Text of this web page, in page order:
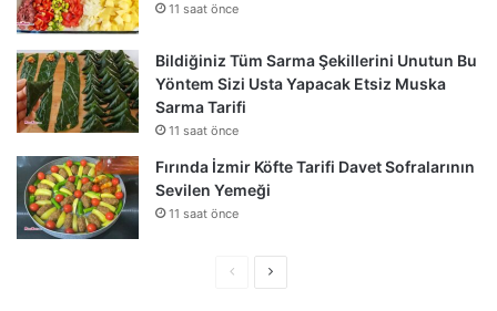
11 saat önce
Bildiğiniz Tüm Sarma Şekillerini Unutun Bu
Yöntem Sizi Usta Yapacak Etsiz Muska
Sarma Tarifi
11 saat önce
Fırında İzmir Köfte Tarifi Davet Sofralarının
Sevilen Yemeği
11 saat önce
ÖncekiSonraki